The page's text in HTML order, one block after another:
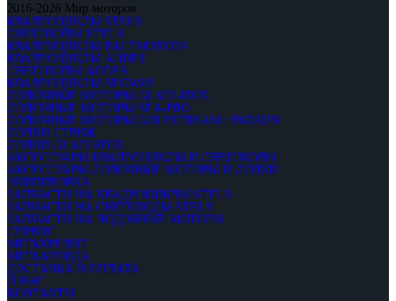
2016-2026 Мир моторов
КВАДРОЦИКЛЫ STELS
СНЕГОХОДЫ STELS
КВАДРИЦИКЛЫ BALTMOTORS
КВАДРОЦИКЛЫ AODES
СНЕГОХОДЫ AODES
КВАДРОЦИКЛЫ SEGWAY
ЛОДОЧНЫЕ МОТОРЫ GLADIATOR
ЛОДОЧНЫЕ МОТОРЫ SEA-PRO
ЛОДОЧНЫЕ МОТОРЫ GOLFSTREAM / PARSUN
ЛОДКИ СТРИЖ
ЛОДКИ GLADIATOR
АКСЕССУАРЫ КВАДРОЦИКЛЫ И СНЕГОХОДЫ
АКСЕССУАРЫ ЛОДОЧНЫЕ МОТОРЫ И ЛОДКИ
ЭКИПИРОВКА
ЗАПЧАСТИ НА КВАДРОЦИКЛЫ STELS
ЗАПЧАСТИ НА СНЕГОХОДЫ STELS
ЗАПЧАСТИ НА ЛОДОЧНЫЕ МОТОРЫ
СЕРВИС
МЕГАКРЕДИТ
МЕГААРЕНДА
ДОСТАВКА И ОПЛАТА
О НАС
КОНТАКТЫ